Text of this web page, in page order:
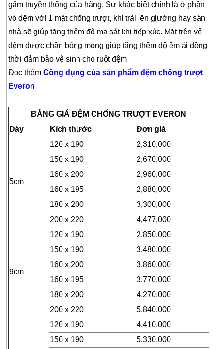
ĐỆM
BÔNG
ÉP
ĐỆM
LÒ
XO
RUỘT
RUỘT
CHĂN
CẤP
PHẨM
CHĂN
EVERONLITE
PHẨM
gấm truyền thống của hãng. Sự khác biệt chính là ở phần
vỏ đệm với 1 mặt chống trượt, khi trải lên giường hay sàn
nhà sẽ giúp tăng thêm độ ma sát khi tiếp xúc. Mặt trên vỏ
đệm được chần bông mỏng giúp tăng thêm độ êm ái đồng
thời đảm bảo vệ sinh cho ruột đệm
Đọc thêm Công dụng của sản phẩm đệm chống trượt
Everon
BẢNG GIÁ ĐỆM CHỐNG TRƯỢT EVERON
Dày
Kích thước Đơn giá
5cm
120 x 190
2,310,000
150 x 190
2,670,000
160 x 200
2,960,000
160 x 195
2,880,000
180 x 200
3,300,000
200 x 220
4,477,000
9cm
120 x 190
2,850,000
150 x 190
3,480,000
160 x 200
3,860,000
160 x 195
3,770,000
180 x 200
4,270,000
200 x 220
5,840,000
120 x 190
4,410,000
150 x 190
5,330,000